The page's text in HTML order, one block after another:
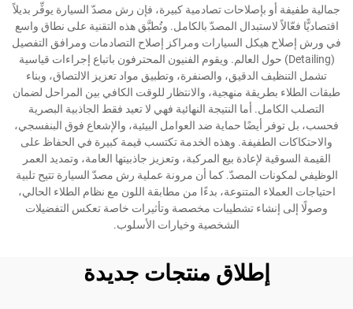
جمالية طفيفة أو بإصلاحات تصادمية كبيرة، فإن رش مصدّ السيارة يوفِّر بديلاً
اقتصاديًّا فعّالاً لاستبدال المصدّ بالكامل. وتُطبَّق هذه التقنية على نطاق واسع
في ورش إصلاح هيكل السيارات ومراكز إصلاح التصادمات ومرافق التفصيل
(Detailing) حول العالم. ويقوم الفنيون المحترفون باتباع إجراءات قياسية
تشمل التنظيف الدقيق، والصنفرة، وتطبيق مواد تعزيز الالتصاق، وبناء
طبقات الطلاء بطريقة منهجية، والانتظار للوقت الكافي بين المراحل لضمان
التصلب الكامل. أما النتيجة النهائية فهي لا تعيد فقط الجاذبية البصرية
فحسب، بل توفر أيضًا حماية ضد العوامل البيئية، والإشعاع فوق البنفسجي،
والاحتكاكات الطفيفة. وهذه الخدمة تكتسب قيمة كبيرة في الحفاظ على
القيمة السوقية لإعادة بيع المركبة، وتعزيز جاذبيتها العامة، وتمديد العمر
الوظيفي لمكونات المصدّ. كما أن مرونة عملية رش مصدّ السيارة تتيح تلبية
احتياجات العملاء المتنوعة، بدءًا من مطابقة اللون مع نظام الطلاء الحالي،
وصولًا إلى إنشاء تشطيبات مخصصة وتأثيرات خاصة تعكس التفضيلات
الشخصية وخيارات الأسلوب.
إطلاق منتجات جديدة